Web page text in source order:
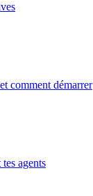
comment démarrer
agents